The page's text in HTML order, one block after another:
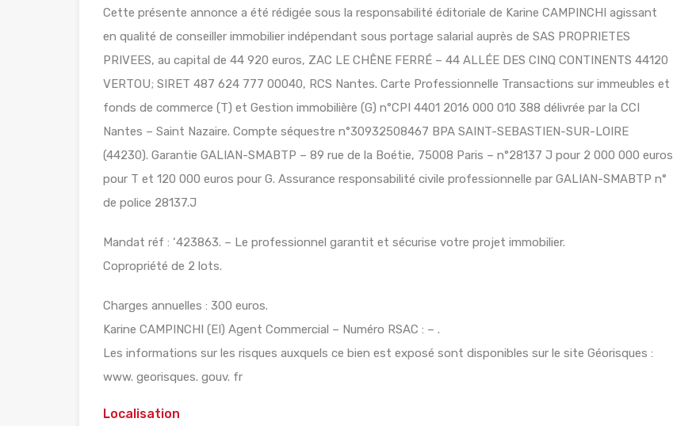
Cette présente annonce a été rédigée sous la responsabilité éditoriale de Karine CAMPINCHI agissant
en qualité de conseiller immobilier indépendant sous portage salarial auprès de SAS PROPRIETES
PRIVEES, au capital de 44 920 euros, ZAC LE CHÊNE FERRÉ – 44 ALLÉE DES CINQ CONTINENTS 44120
VERTOU; SIRET 487 624 777 00040, RCS Nantes. Carte Professionnelle Transactions sur immeubles et
fonds de commerce (T) et Gestion immobilière (G) n°CPI 4401 2016 000 010 388 délivrée par la CCI
Nantes – Saint Nazaire. Compte séquestre n°30932508467 BPA SAINT-SEBASTIEN-SUR-LOIRE
(44230). Garantie GALIAN-SMABTP – 89 rue de la Boétie, 75008 Paris – n°28137 J pour 2 000 000 euros
pour T et 120 000 euros pour G. Assurance responsabilité civile professionnelle par GALIAN-SMABTP n°
de police 28137.J
Mandat réf : ‘423863. – Le professionnel garantit et sécurise votre projet immobilier.
Copropriété de 2 lots.
Charges annuelles : 300 euros.
Karine CAMPINCHI (EI) Agent Commercial – Numéro RSAC : – .
Les informations sur les risques auxquels ce bien est exposé sont disponibles sur le site Géorisques :
www. georisques. gouv. fr
Localisation